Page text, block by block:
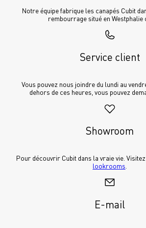
Notre équipe fabrique les canapés Cubit
rembourrage situé en Westphalie
Service client
Vous pouvez nous joindre du lundi au
dehors de ces heures, vous pouvez
Showroom
Pour découvrir Cubit dans la vraie vie.
lookrooms
E-mail